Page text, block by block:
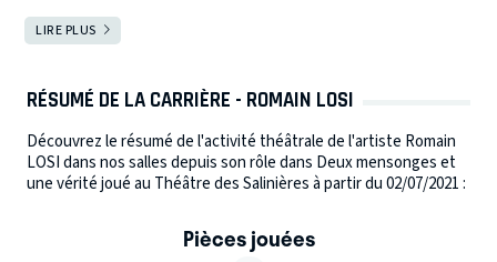
LIRE PLUS
RÉSUMÉ DE LA CARRIÈRE - ROMAIN LOSI
Découvrez le résumé de l'activité théâtrale de l'artiste Romain
LOSI dans nos salles depuis son rôle dans Deux mensonges et
une vérité joué au Théâtre des Salinières à partir du 02/07/2021 :
Pièces jouées